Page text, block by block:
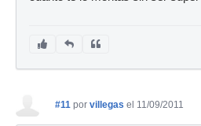
#11 por villegas el 11/09/2011